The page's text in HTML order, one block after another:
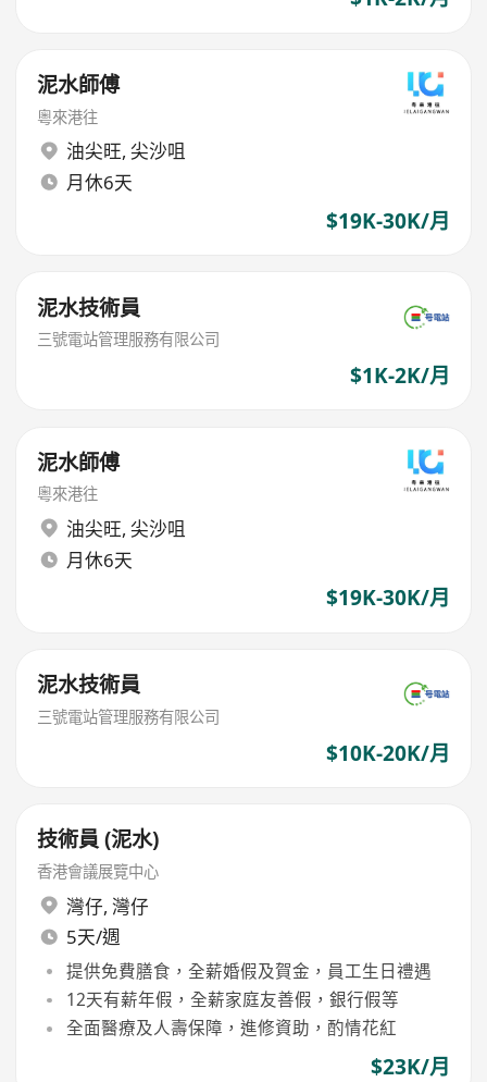
泥水師傅
粵來港往
油尖旺, 尖沙咀
月休6天
$19K-30K/月
泥水技術員
三號電站管理服務有限公司
$1K-2K/月
泥水師傅
粵來港往
油尖旺, 尖沙咀
月休6天
$19K-30K/月
泥水技術員
三號電站管理服務有限公司
$10K-20K/月
技術員 (泥水)
香港會議展覽中心
灣仔, 灣仔
5天/週
提供免費膳食，全薪婚假及賀金，員工生日禮遇
12天有薪年假，全薪家庭友善假，銀行假等
全面醫療及人壽保障，進修資助，酌情花紅
$23K/月